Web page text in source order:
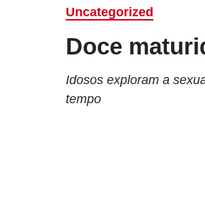
Uncategorized
Doce
Idosos exploram a
tempo